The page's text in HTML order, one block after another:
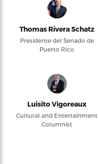
Thomas Rivera Schatz
Presidente del Senado de
Puerto Rico
Luisito Vigoreaux
Cultural and Entertainment
Columnist